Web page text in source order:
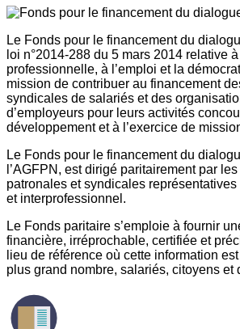
Le Fonds pour le financement du
loi n°2014-288 du 5 mars 2014 relative
professionnelle, à l’emploi et la
mission de contribuer au financement
syndicales de salariés et des
d’employeurs pour leurs activités
développement et à l’exercice de
Le Fonds pour le financement du
l’AGFPN, est dirigé paritairement par
patronales et syndicales représentatives
et interprofessionnel.
Le Fonds paritaire s’emploie à fournir
financière, irréprochable, certifiée et
lieu de référence où cette information
plus grand nombre, salariés, citoyens et